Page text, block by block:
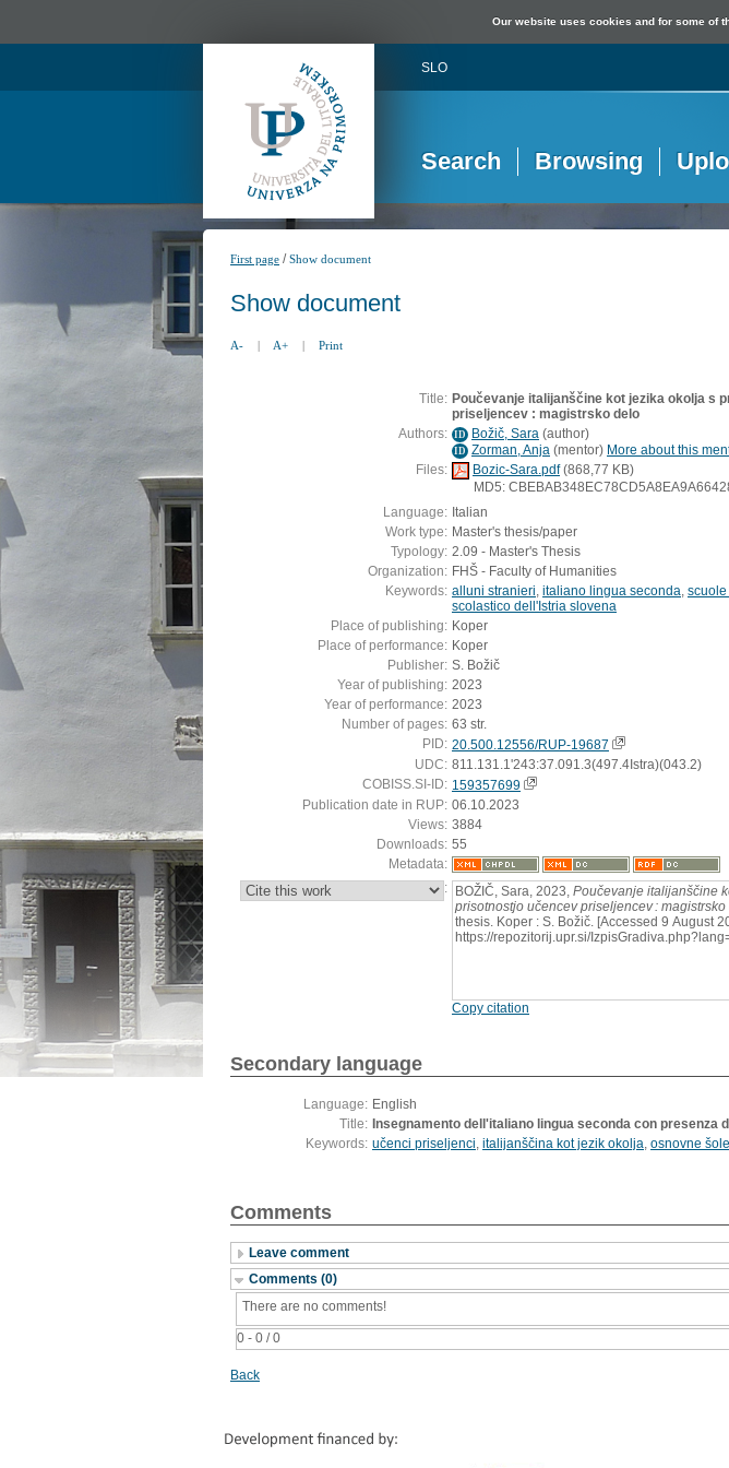
Our website uses cookies and for some of
SLO
Search Browsing
First page /Show document
Show document
A- | A+ | Print
Title: Poučevanje italijanščine kot jezika okolja s
priseljencev : magistrsko delo
Authors: ID Božič, Sara (author)
ID Zorman, Anja (mentor) More about this
Files:
Bozic-Sara.pdf(868,77 KB)
MD5:
Language: Italian
Work type: Master's thesis/paper
Typology: 2.09 - Master's Thesis
Organization: FHŠ - Faculty of Humanities
Keywords: alluni stranieri italiano lingua seconda
scolastico dell'Istria slovena
Place of publishing: Koper
Place of performance: Koper
Publisher: S. Božič
Year of publishing: 2023
Year of performance: 2023
Number of pages: 63 str.
PID: 20.500.12556/RUP-19687
UDC: 811.131.1'243:37.091.3(497.4Istra)(043.2)
COBISS.SI-ID: 159357699
Publication date in RUP: 06.10.2023
Views: 3884
Downloads: 55
Metadata:
: BOŽIČ, Sara, 2023, Poučevanje italijanščine
prisotnostjo učencev priseljencev : magistrsko
thesis. Koper : S. Božič. [Accessed 9 August
https://repozitorij.upr.si/
Copy citation
Secondary language
Language: English
Title: Insegnamento dell'italiano lingua seconda con
Keywords: učenci priseljenci, italijanščina kot jezik okolja, osnovne šole
Comments
Leave comment
Comments (0)
0 - 0 / 0
There are no comments!
Back